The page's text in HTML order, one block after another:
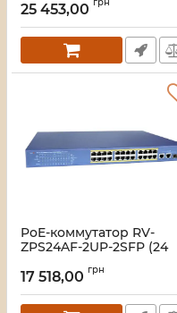
повышенной мощности,
Артикул:A000281
25 453,00
PoE-коммутатор RV-
ZPS24AF-2UP-2SFP (24
Артикул:A000280
17 518,00 грн